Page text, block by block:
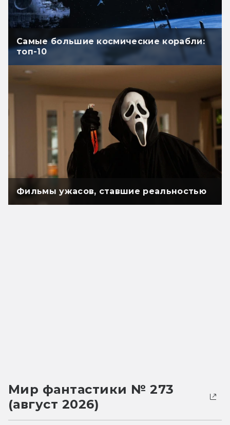
Самые большие космические корабли:
топ-10
Фильмы ужасов, ставшие реальностью
Мир фантастики № 273
(август 2026)